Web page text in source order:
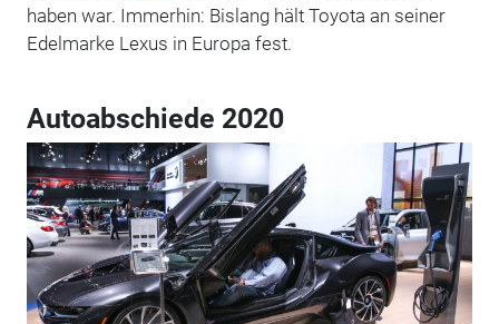
haben war. Immerhin: Bislang hält Toyota an seiner
Edelmarke Lexus in Europa fest.
Autoabschiede 2020